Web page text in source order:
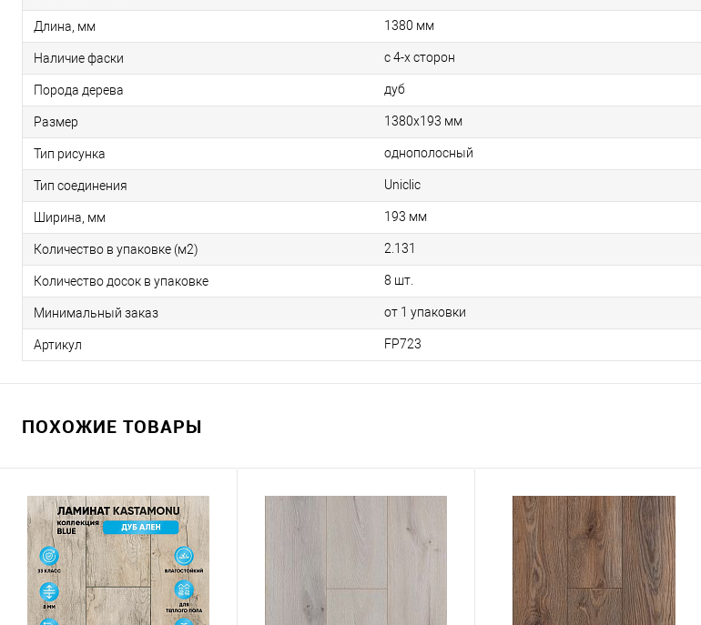
Длина, мм 1380 мм
Наличие фаски с 4-х сторон
Порода дерева дуб
Размер 1380х193 мм
Тип рисунка однополосный
Тип соединения Uniclic
Ширина, мм 193 мм
Количество в упаковке (м2) 2.131
Количество досок в упаковке 8 шт.
Минимальный заказ от 1 упаковки
Артикул FP723
ПОХОЖИЕ ТОВАРЫ